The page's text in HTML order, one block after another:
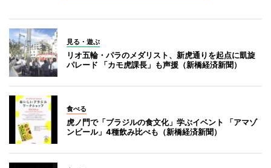
見る・遊ぶ
リオ五輪・パラのメダリスト、新虎通りを起点に凱旋
パレード 「カモ虎課長」も声援（新橋経済新聞）
食べる
虎ノ門で「ブラジルの食文化」学ぶイベント 「アマゾ
ンビール」4種飲み比べも（新橋経済新聞）